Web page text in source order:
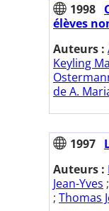
1998
élèves
Auteurs :
Keyling
de A.
1997
Auteurs :
Jean-Yves ;
; Thomas